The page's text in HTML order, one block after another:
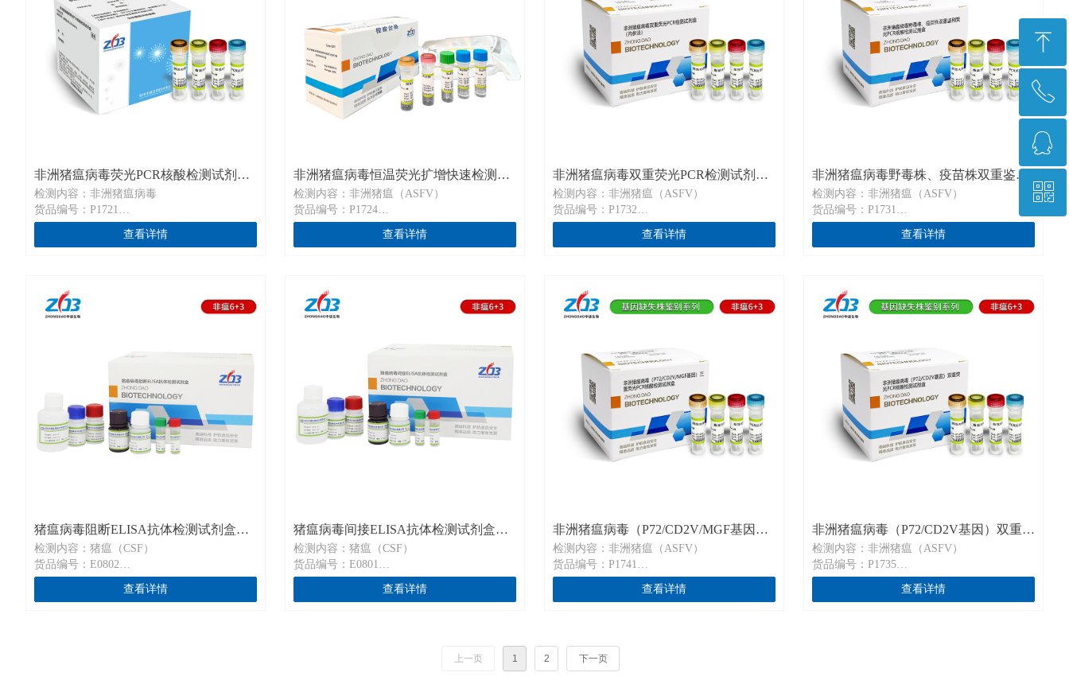
非洲猪瘟病毒荧光PCR核酸检测试剂盒
P1721
检测内容：非洲猪瘟病毒
货品编号：P1721
规格：50 T/盒
通用名称：非洲猪瘟病毒荧光PCR核酸检测试
PCR Fluorescence Diagnostic Kit
查看详情
非洲猪瘟病毒恒温荧光扩增快速检测试
剂盒P1724
检测内容：非洲猪瘟（ASFV）
货品编号：P1724
规格：32检测/盒
通用名称：非洲猪瘟病毒恒温荧光扩增快速检
Acid Rapid Diagnosis kit
查看详情
非洲猪瘟病毒双重荧光PCR检测试剂盒-
内参法P1732
检测内容：非洲猪瘟（ASFV）
货品编号：P1732
规格：50检测/盒
通用名称：非洲猪瘟病毒恒温荧光扩增快速检
Acid Rapid Diagnosis kit
查看详情
非洲猪瘟病毒野毒株、疫苗株双重鉴别
荧光PCR核酸检测试剂盒P1731
检测内容：非洲猪瘟（ASFV）
货品编号：P1731
规格：20 T/盒、50 T/盒
通用名称：非洲猪瘟病毒野毒株、疫苗株双重
Kit for wild and vaccine strains of African swine
fever virus
查看详情
猪瘟病毒阻断ELISA抗体检测试剂盒
E0802
检测内容：猪瘟（CSF）
货品编号：E0802
规格：96T/96T×2
通用名称：猪瘟病毒阻断ELISA抗体检测试剂
查看详情
猪瘟病毒间接ELISA抗体检测试剂盒
E0801
检测内容：猪瘟（CSF）
货品编号：E0801
规格：96T/96T×2
通用名称：猪瘟病毒间接ELISA抗体检测试剂
查看详情
非洲猪瘟病毒（P72/CD2V/MGF基因）
三重荧光PCR核酸检测试剂盒P1741
检测内容：非洲猪瘟（ASFV）
货品编号：P1741
规格：20 T/盒、50 T/盒
通用名称：非洲猪瘟病毒（P72/CD2V/MGF基
英文名称：Diagnostic Kit for ASFV CD2V and
MGF gene (PCR Fluorescence Probing)
查看详情
非洲猪瘟病毒（P72/CD2V基因）双重荧
光PCR核酸检测试剂盒P1735
检测内容：非洲猪瘟（ASFV）
货品编号：P1735
规格：20 T/盒、50 T/盒
通用名称：非洲猪瘟病毒（P72/CD2V基因）
查看详情
上一页 1 2 下一页
ꁸ
回到顶部
ꂅ
0371-67896961
ꁗ
QQ客服
ꀥ